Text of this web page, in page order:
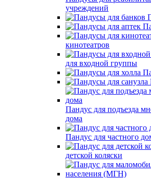
учреждений
кинотеатров
для входной группы
Пандус для подъезда
дома
Пандус для частного
детской коляски